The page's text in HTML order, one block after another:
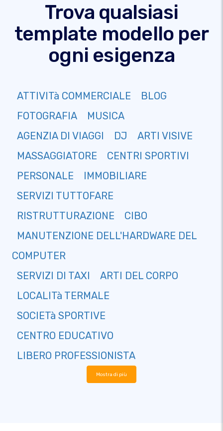
Trova qualsiasi
template modello per
ogni esigenza
ATTIVITà COMMERCIALE
BLOG
FOTOGRAFIA
MUSICA
AGENZIA DI VIAGGI
DJ
ARTI VISIVE
MASSAGGIATORE
CENTRI SPORTIVI
PERSONALE
IMMOBILIARE
SERVIZI TUTTOFARE
RISTRUTTURAZIONE
CIBO
MANUTENZIONE DELL'HARDWARE DEL
COMPUTER
SERVIZI DI TAXI
ARTI DEL CORPO
LOCALITà TERMALE
SOCIETà SPORTIVE
CENTRO EDUCATIVO
LIBERO PROFESSIONISTA
Mostra di più